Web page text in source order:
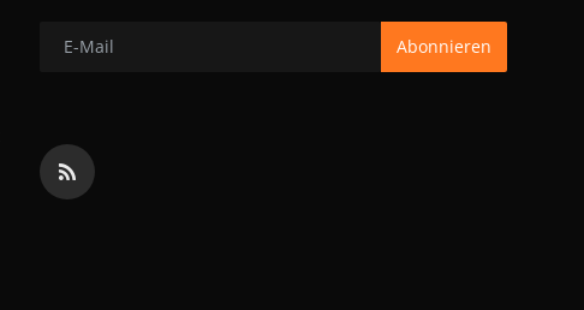
Abonnieren